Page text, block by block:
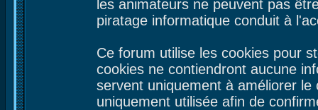
les animateurs ne peuvent pas
piratage informatique conduit à
Ce forum utilise les cookies pour
cookies ne contiendront aucune
servent uniquement à améliorer
uniquement utilisée afin de